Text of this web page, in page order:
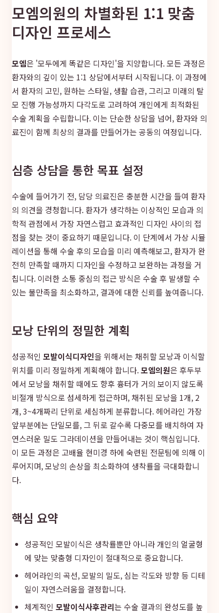
모엠의원의 차별화된 1:1 맞춤
디자인 프로세스
모엠은 '모두에게 똑같은 디자인'을 지양합니다. 모든 과정은
환자와의 깊이 있는 1:1 상담에서부터 시작됩니다. 이 과정에
서 환자의 고민, 원하는 스타일, 생활 습관, 그리고 미래의 탈
모 진행 가능성까지 다각도로 고려하여 개인에게 최적화된
수술 계획을 수립합니다. 이는 단순한 상담을 넘어, 환자와 의
료진이 함께 최상의 결과를 만들어가는 공동의 여정입니다.
심층 상담을 통한 목표 설정
수술에 들어가기 전, 담당 의료진은 충분한 시간을 들여 환자
의 의견을 경청합니다. 환자가 생각하는 이상적인 모습과 의
학적 관점에서 가장 자연스럽고 효과적인 디자인 사이의 접
점을 찾는 것이 중요하기 때문입니다. 이 단계에서 가상 시뮬
레이션을 통해 수술 후의 모습을 미리 예측해보고, 환자가 완
전히 만족할 때까지 디자인을 수정하고 보완하는 과정을 거
칩니다. 이러한 소통 중심의 접근 방식은 수술 후 발생할 수
있는 불만족을 최소화하고, 결과에 대한 신뢰를 높여줍니다.
모낭 단위의 정밀한 계획
성공적인 모발이식디자인을 위해서는 채취할 모낭과 이식할
위치를 미리 정밀하게 계획해야 합니다.모엠의원은 후두부
에서 모낭을 채취할 때에도 향후 흉터가 거의 보이지 않도록
비절개 방식으로 섬세하게 접근하며, 채취된 모낭을 1개, 2
개, 3~4개짜리 단위로 세심하게 분류합니다. 헤어라인 가장
앞부분에는 단일모를, 그 뒤로 갈수록 다중모를 배치하여 자
연스러운 밀도 그라데이션을 만들어내는 것이 핵심입니다.
이 모든 과정은 고배율 현미경 하에 숙련된 전문팀에 의해 이
루어지며, 모낭의 손상을 최소화하여 생착률을 극대화합니
다.
핵심 요약
성공적인 모발이식은 생착률뿐만 아니라 개인의 얼굴형
에 맞는 맞춤형 디자인이 절대적으로 중요합니다.
헤어라인의 곡선, 모발의 밀도, 심는 각도와 방향 등 디테
일이 자연스러움을 결정합니다.
체계적인 모발이식사후관리는 수술 결과의 완성도를 높